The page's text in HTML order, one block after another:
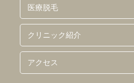
医療脱毛
クリニック紹介
アクセス